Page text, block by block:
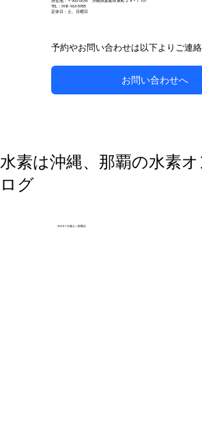
TEL：098-963-5955
定休日：土、日曜日
予約やお問い合わせは以下よりご連絡
お問い合わせへ
水素は沖縄、那覇の水素
ログ
自然な方法で副鼻腔炎の
2024.1 水素オン那覇店